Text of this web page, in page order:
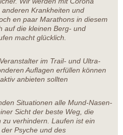
Krankheiten und
en paar Marathons in diesem
auf die kleinen Berg- und
macht glücklich.
im Trail- und Ultra-
Auflagen erfüllen können
anbieten sollten
Situationen alle Mund-Nasen-
Sicht der beste Weg, die
verhindern. Laufen ist ein
Psyche und des